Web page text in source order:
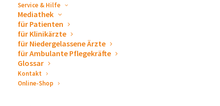
Service & Hilfe
Mediathek
für Patienten
für Klinikärzte
für Niedergelassene Ärzte
für Ambulante Pflegekräfte
Glossar
Kontakt
Online-Shop
Beinhaltet Vitamin E, welches Feuchtigkeit
bindet, die Zellen regeneriert und die
Durchblutung fördert
Produktinformation